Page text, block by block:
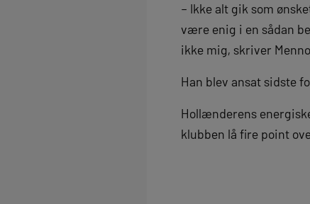
– Ikke alt gik som
være enig i en sådan
ikke mig, skriver
Han blev ansat sidste
Hollænderens
klubben lå fire point